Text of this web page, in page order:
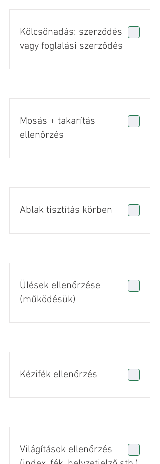
Kölcsönadás: szerződés
vagy foglalási szerződés
Mosás + takarítás
ellenőrzés
Ablak tisztítás körben
Ülések ellenőrzése
(működésük)
Kézifék ellenőrzés
Világítások ellenőrzés